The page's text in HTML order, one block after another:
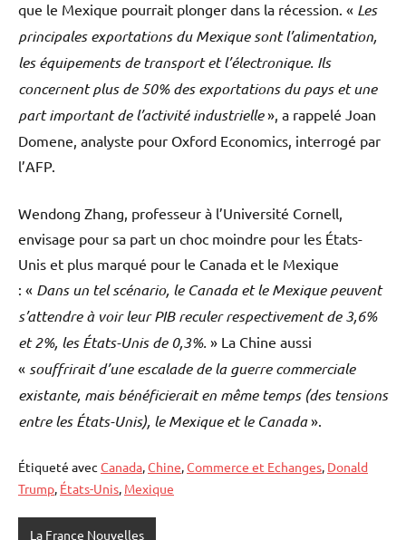
que le Mexique pourrait plonger dans la récession. « Les
principales exportations du Mexique sont l’alimentation,
les équipements de transport et l’électronique. Ils
concernent plus de 50% des exportations du pays et une
part important de l’activité industrielle», a rappelé Joan
Domene, analyste pour Oxford Economics, interrogé par
l’AFP.
Wendong Zhang, professeur à l’Université Cornell,
envisage pour sa part un choc moindre pour les États-
Unis et plus marqué pour le Canada et le Mexique
: « Dans un tel scénario, le Canada et le Mexique peuvent
s’attendre à voir leur PIB reculer respectivement de 3,6%
et 2%, les États-Unis de 0,3%. » La Chine aussi
« souffrirait d’une escalade de la guerre commerciale
existante, mais bénéficierait en même temps (des tensions
entre les États-Unis), le Mexique et le Canada».
Étiqueté avec Canada,Chine,Commerce et Echanges, Donald
Trump, États-Unis, Mexique
La France Nouvelles